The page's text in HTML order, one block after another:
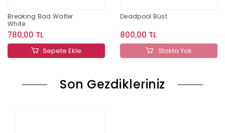
Breaking Bad Walter
White
780,00 TL
Sepete Ekle
Deadpool Büst
800,00 TL
Stokta Yok
Son Gezdikleriniz